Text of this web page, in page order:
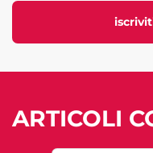
ARTICOLI